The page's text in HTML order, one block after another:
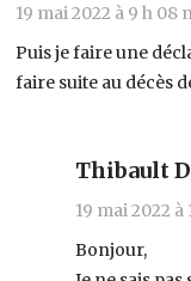
19 mai 2022 à 9 h 08
Puis je faire une
faire suite au décès
Thibault
19 mai 2022 à
Bonjour,